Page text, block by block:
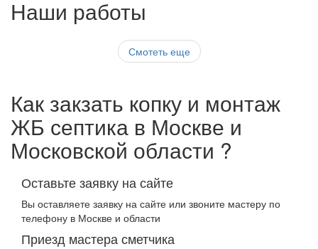
Наши работы
Смотеть еще
Как закзать копку и монтаж
ЖБ септика в Москве и
Московской области ?
Оставьте заявку на сайте
Вы оставляете заявку на сайте или звоните мастеру по
телефону в Москве и области
Приезд мастера сметчика